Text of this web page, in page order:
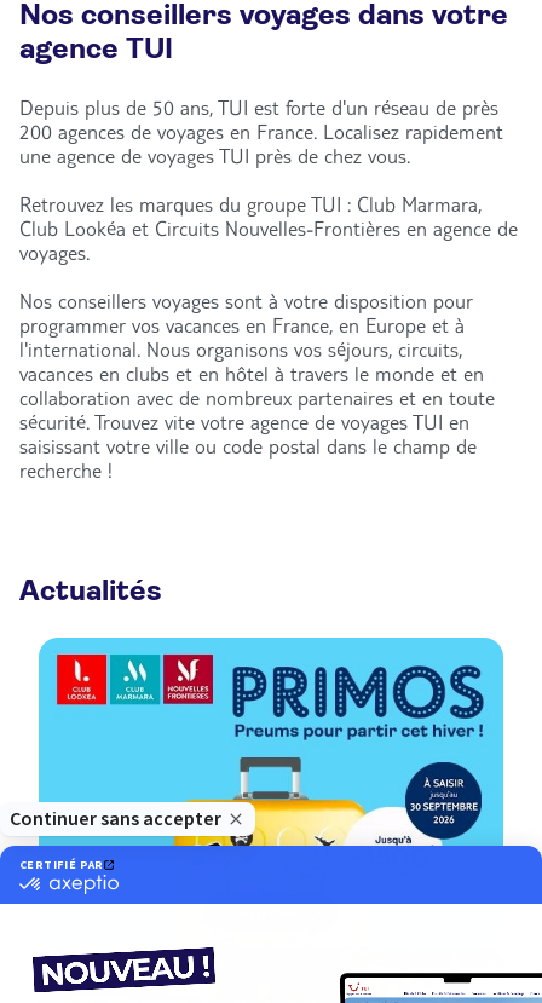
Nos conseillers voyages dans votre
agence TUI
Depuis plus de 50 ans, TUI est forte d'un réseau de près
200 agences de voyages en France. Localisez rapidement
une agence de voyages TUI près de chez vous.
Retrouvez les marques du groupe TUI : Club Marmara,
Club Lookéa et Circuits Nouvelles-Frontières en agence de
voyages.
Nos conseillers voyages sont à votre disposition pour
programmer vos vacances en France, en Europe et à
l'international. Nous organisons vos séjours, circuits,
vacances en clubs et en hôtel à travers le monde et en
collaboration avec de nombreux partenaires et en toute
sécurité. Trouvez vite votre agence de voyages TUI en
saisissant votre ville ou code postal dans le champ de
recherche !
Actualités